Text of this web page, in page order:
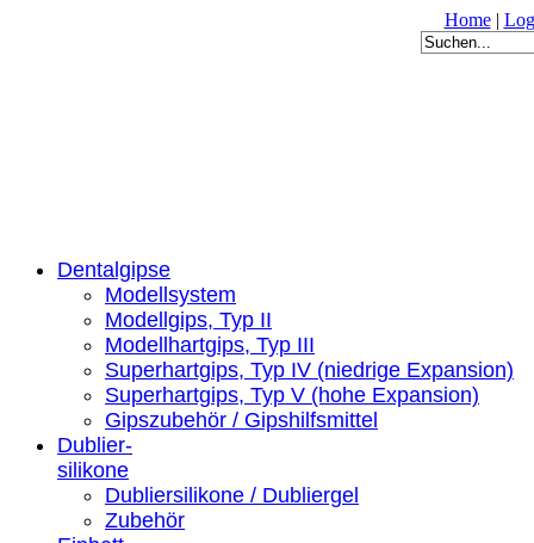
Home|
Dentalgipse
Modellsystem
Modellgips, Typ II
Modellhartgips, Typ III
Superhartgips, Typ IV (niedrige Expansion)
Superhartgips, Typ V (hohe Expansion)
Gipszubehör / Gipshilfsmittel
Dublier-
silikone
Dubliersilikone / Dubliergel
Zubehör